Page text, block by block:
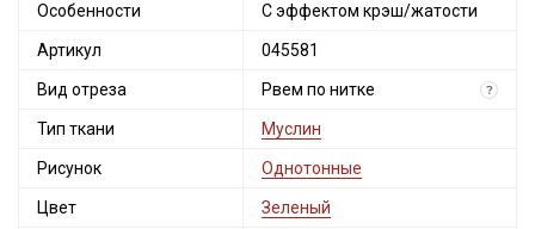
Особенности С эффектом крэш/жатости
Артикул 045581
Вид отреза Рвем по нитке ?
Тип ткани Муслин
Рисунок Однотонные
Цвет Зеленый